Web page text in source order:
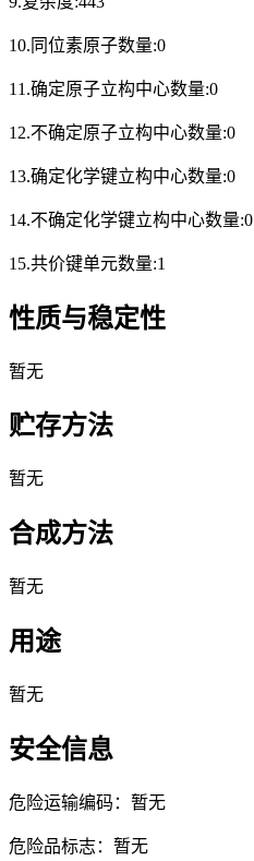
10.同位素原子数量:0
11.确定原子立构中心数量:0
12.不确定原子立构中心数量:0
13.确定化学键立构中心数量:0
14.不确定化学键立构中心数量:0
15.共价键单元数量:1
性质与稳定性
暂无
贮存方法
暂无
合成方法
暂无
用途
暂无
安全信息
危险运输编码：暂无
危险品标志：暂无